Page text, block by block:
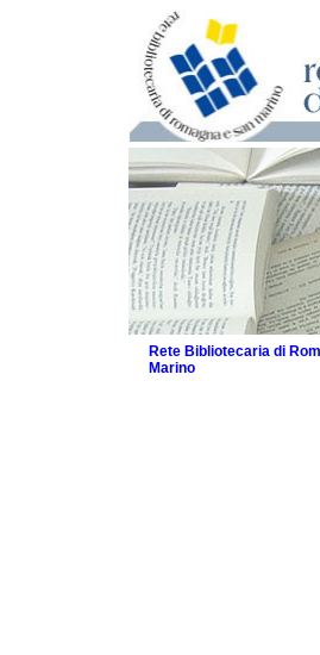
Rete Bibliotecaria di
Marino